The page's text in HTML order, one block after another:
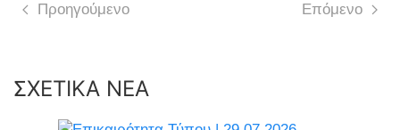
Προηγούμενο Επόμενο
ΣΧΕΤΙΚΑ ΝΕΑ